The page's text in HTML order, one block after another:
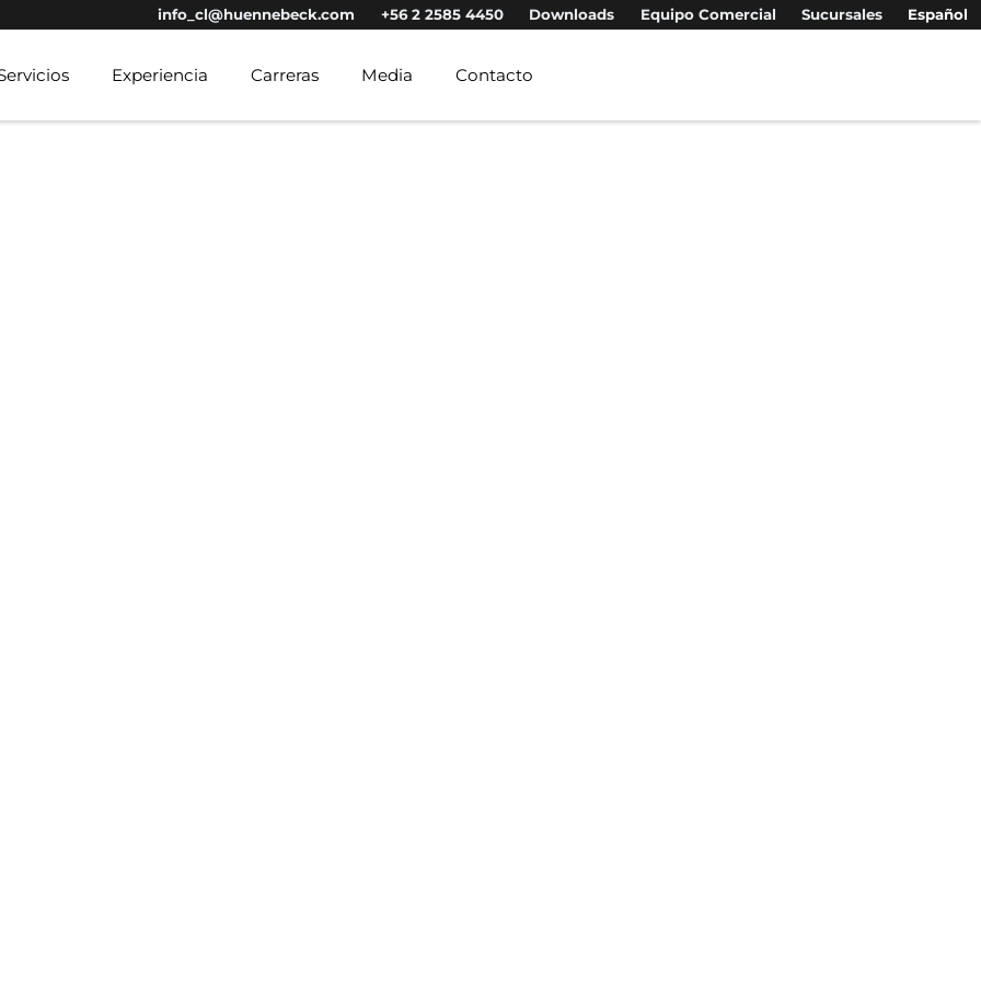
info_cl@huennebeck.com +56 2 2585 4450 Downloads Equipo Comercial Sucursales Español
Experiencia Carreras Media Contacto